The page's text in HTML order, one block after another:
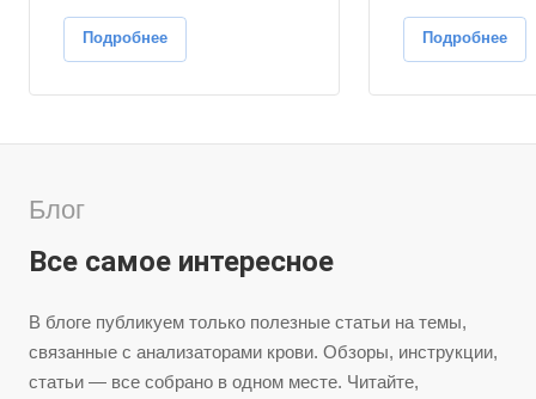
Подробнее Подробнее
Блог
Все самое интересное
В блоге публикуем только полезные статьи на темы,
связанные с анализаторами крови. Обзоры, инструкции,
статьи — все собрано в одном месте. Читайте,